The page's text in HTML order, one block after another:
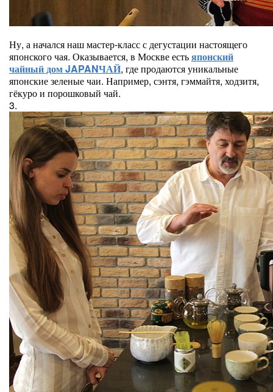
Ну, а начался наш мастер-класс с дегустации настоящего
японского чая. Оказывается, в Москве естьяпонский
чайный дом JAPANЧАЙ, где продаются уникальные
японские зеленые чаи. Например, сэнтя, гэммайтя, ходзитя,
гёкуро и порошковый чай.
3.